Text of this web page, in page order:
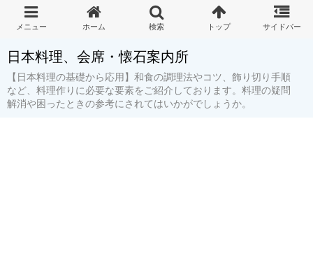
日本料理、会席・懐石案内所
【日本料理の基礎から応用】和食の調理法やコツ、飾り切り手順
など、料理作りに必要な要素をご紹介しております。料理の疑問
解消や困ったときの参考にされてはいかがでしょうか。